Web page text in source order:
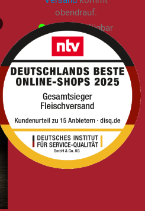
obendrauf.
sofort verfügbar